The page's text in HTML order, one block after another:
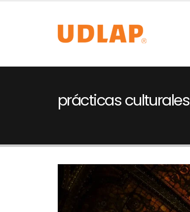
prácticas culturales